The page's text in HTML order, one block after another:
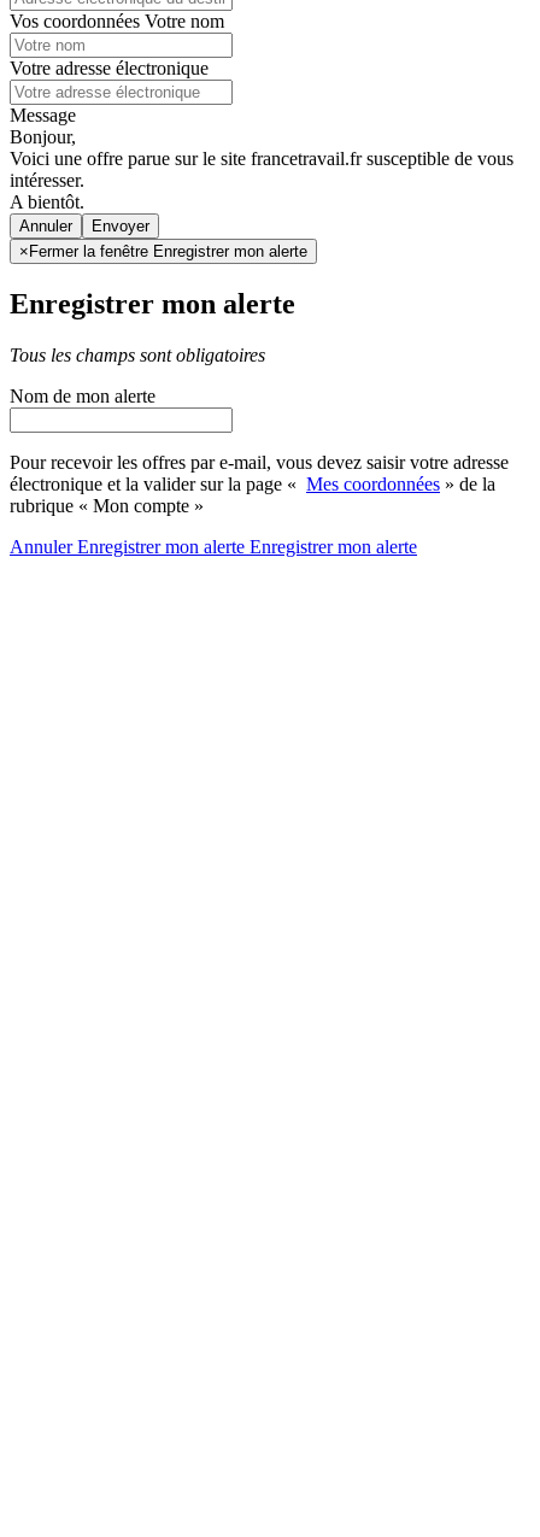
Vos coordonnées Votre nom
Votre adresse électronique
Message
Bonjour,
Voici une offre parue sur le site francetravail.fr susceptible de vous
intéresser.
A bientôt.
Annuler
× Fermer la fenêtre Enregistrer mon alerte
Enregistrer mon alerte
Tous les champs sont obligatoires
Nom de mon alerte
Pour recevoir les offres par e-mail, vous devez saisir votre adresse
électronique et la valider sur la page « Mes coordonnées » de la
rubrique « Mon compte »
AnnulerEnregistrer mon alerte Enregistrermon alerte